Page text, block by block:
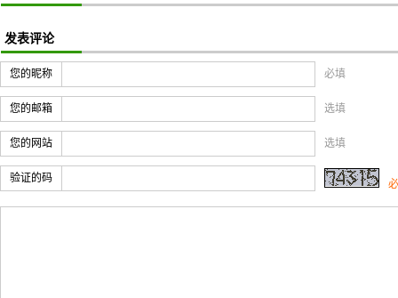
发表评论
您的昵称 必填
您的邮箱 选填
您的网站 选填
验证的码